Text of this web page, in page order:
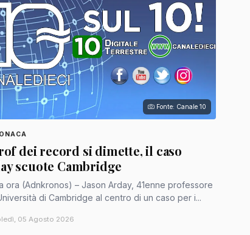
Fonte: Canale 10
dei record si dimette, il caso
scuote Cambridge
41enne professore
di Cambridge al centro di un caso per i...
05 Agosto 2026